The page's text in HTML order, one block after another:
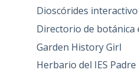
Dioscórides interactivo
Directorio de
Garden History Girl
Herbario del IES